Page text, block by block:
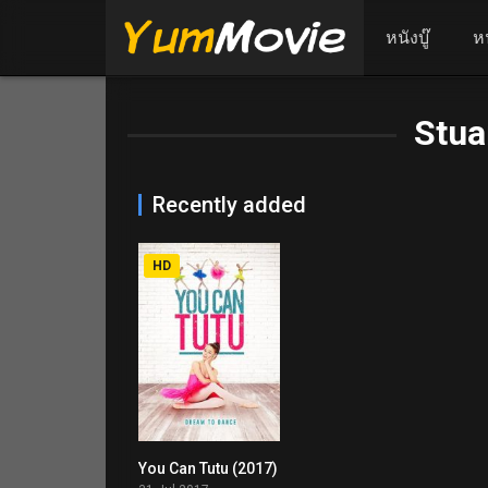
หนังบู๊ ห
Recently added
4.3
HD
You Can Tutu (2017)